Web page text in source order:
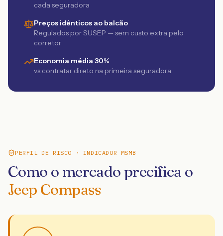
cada seguradora
Preços idênticos ao balcão
Regulados por SUSEP — sem custo extra pelo
corretor
Economia média 30%
vs contratar direto na primeira seguradora
PERFIL DE RISCO · INDICADOR MSMB
Como o mercado precifica o
Jeep Compass